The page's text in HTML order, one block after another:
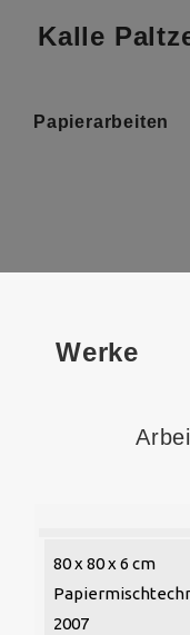
Kalle
Papierarbeiten
Werke
80 x 80 x 6 cm
2007